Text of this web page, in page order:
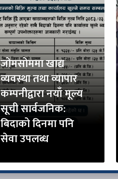
जोमसोममा खाद्य
व्यवस्था तथा व्यापार
कम्पनीद्वारा नयाँ मूल्य
सूची सार्वजनिक:
बिदाको दिनमा पनि
सेवा उपलब्ध